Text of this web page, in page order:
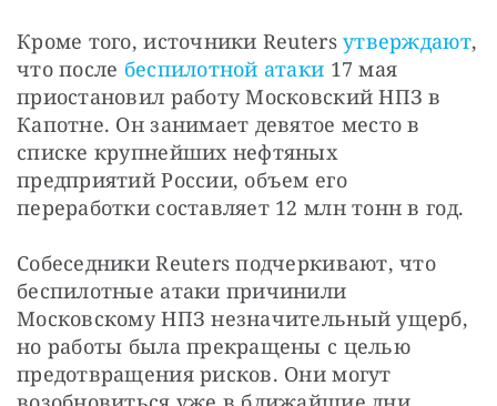
Кроме того, источники Reuters утверждают,
что после беспилотной атаки 17 мая
приостановил работу Московский НПЗ в
Капотне. Он занимает девятое место в
списке крупнейших нефтяных
предприятий России, объем его
переработки составляет 12 млн тонн в год.
Собеседники Reuters подчеркивают, что
беспилотные атаки причинили
Московскому НПЗ незначительный ущерб,
но работы была прекращены с целью
предотвращения рисков. Они могут